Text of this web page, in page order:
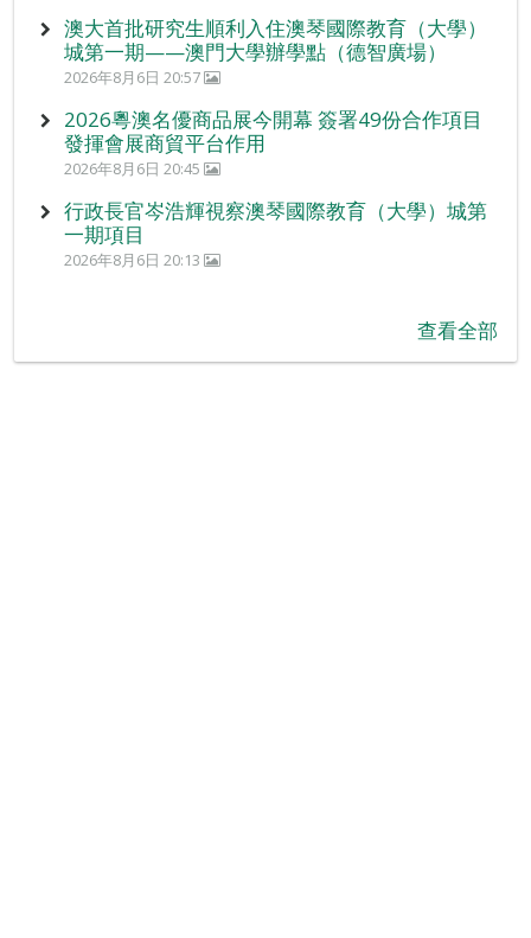
澳大首批研究生順利入住澳琴國際教育（大學）
城第一期——澳門大學辦學點（德智廣場）
2026年8月6日 20:57
2026粵澳名優商品展今開幕 簽署49份合作項目
發揮會展商貿平台作用
2026年8月6日 20:45
行政長官岑浩輝視察澳琴國際教育（大學）城第
一期項目
2026年8月6日 20:13
查看全部